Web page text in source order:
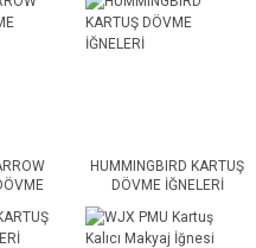
HUMMINGBIRD KARTUŞ
DÖVME İĞNELERİ